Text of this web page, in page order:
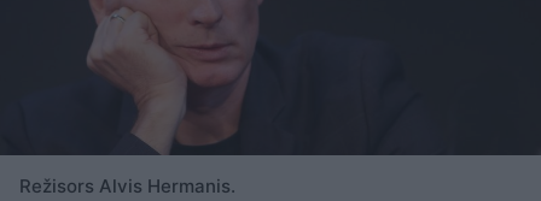
Režisors Alvis Hermanis.